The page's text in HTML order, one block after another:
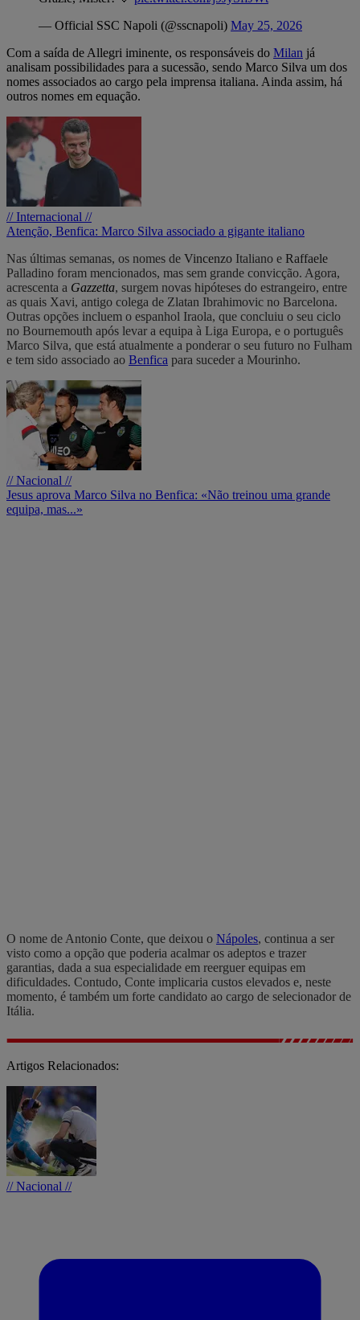
— Official SSC Napoli (@sscnapoli) May 25, 2026
Com a saída de Allegri iminente, os responsáveis do Milan já
analisam possibilidades para a sucessão, sendo Marco Silva um dos
nomes associados ao cargo pela imprensa italiana. Ainda assim, há
outros nomes em equação.
// Internacional //
Atenção, Benfica: Marco Silva associado a gigante italiano
Nas últimas semanas, os nomes de Vincenzo Italiano e Raffaele
Palladino foram mencionados, mas sem grande convicção. Agora,
acrescenta a Gazzetta, surgem novas hipóteses do estrangeiro, entre
as quais Xavi, antigo colega de Zlatan Ibrahimovic no Barcelona.
Outras opções incluem o espanhol Iraola, que concluiu o seu ciclo
no Bournemouth após levar a equipa à Liga Europa, e o português
Marco Silva, que está atualmente a ponderar o seu futuro no Fulham
e tem sido associado ao Benfica para suceder a Mourinho.
// Nacional //
Jesus aprova Marco Silva no Benfica: «Não treinou uma grande
equipa, mas...»
O nome de Antonio Conte, que deixou o Nápoles, continua a ser
visto como a opção que poderia acalmar os adeptos e trazer
garantias, dada a sua especialidade em reerguer equipas em
dificuldades. Contudo, Conte implicaria custos elevados e, neste
momento, é também um forte candidato ao cargo de selecionador de
Itália.
Artigos Relacionados:
// Nacional //